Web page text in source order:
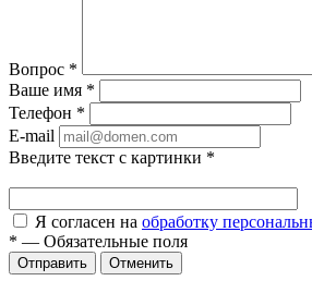
Вопрос *
Ваше имя *
Телефон *
E-mail
Введите текст с картинки *
Я согласен на обработку
* — Обязательные поля
Отправить Отменить